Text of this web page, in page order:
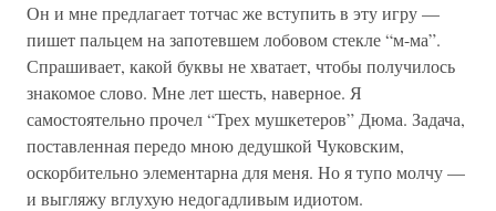
Он и мне предлагает тотчас же вступить в эту игру —
пишет пальцем на запотевшем лобовом стекле “м-ма”.
Спрашивает, какой буквы не хватает, чтобы получилось
знакомое слово. Мне лет шесть, наверное. Я
самостоятельно прочел “Трех мушкетеров” Дюма. Задача,
поставленная передо мною дедушкой Чуковским,
оскорбительно элементарна для меня. Но я тупо молчу —
и выгляжу вглухую недогадливым идиотом.